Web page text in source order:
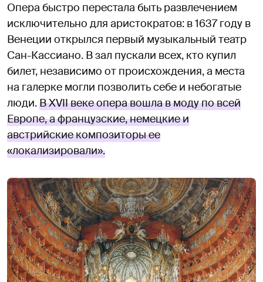
Опера быстро перестала быть развлечением
исключительно для аристократов: в 1637 году в
Венеции открылся первый музыкальный театр
Сан-Кассиано. В зал пускали всех, кто купил
билет, независимо от происхождения, а места
на галерке могли позволить себе и небогатые
люди.В XVII веке опера вошла в моду по всей
Европе, а французские, немецкие и
австрийские композиторы ее
«локализировали».